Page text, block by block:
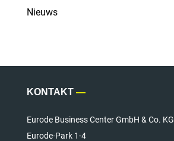
Nieuws
KONTAKT —
Eurode Business Center GmbH & Co. KG
Eurode-Park 1-4